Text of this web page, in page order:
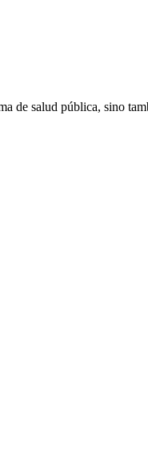
de salud pública, sino